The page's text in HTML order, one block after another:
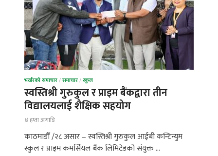
भर्खरको समाचार/समाचार/स्कुल
स्वस्तिश्री गुरुकुल र प्राइम बैंकद्वारा तीन
विद्यालयलाई शैक्षिक सहयोग
४ हप्ता अगाडि
काठमाडौँ /२८ असार – स्वस्तिश्री गुरुकुल आईबी कन्टिन्युम
स्कुल र प्राइम कमर्सियल बैंक लिमिटेडको संयुक्त …